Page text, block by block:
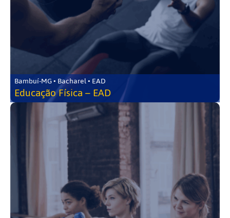
Bambuí-MG • Bacharel • EAD
Educação Física – EAD